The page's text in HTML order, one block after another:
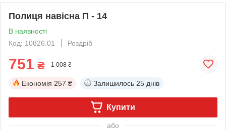
Полиця навісна П - 14
В наявності
Код: 10826.01
Роздріб
751 ₴ 1 008 ₴
Економія 257 ₴ Залишилось 25 днів
Купити
або